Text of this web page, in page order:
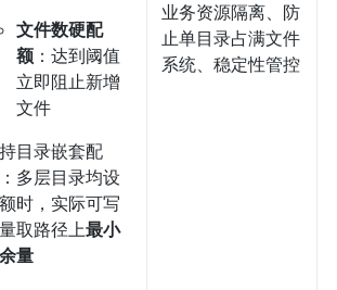
文件数硬配
额：达到阈值
立即阻止新增
文件
目录嵌套配
多层目录均设
时，实际可写
取路径上最小
量
业务资源隔离、防
止单目录占满文件
系统、稳定性管控